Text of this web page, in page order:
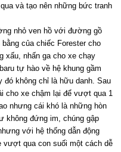
và tạo nên những bức tranh
nhỏ ven hồ với đường gồ
của chiếc Forester cho
xấu, nhấn ga cho xe chạy
tự hào về hệ khung gầm
đó không chỉ là hữu danh. Sau
cho xe chậm lại để vượt qua 1
nhưng cái khó là những hòn
không đứng im, chúng gập
với hệ thống dẫn động
vượt qua con suối một cách dễ